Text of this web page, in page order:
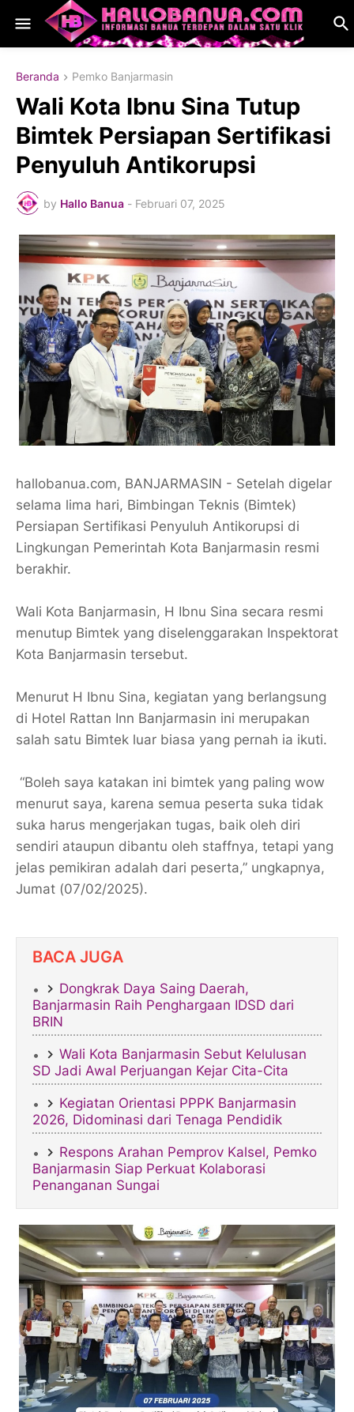
Beranda Pemko Banjarmasin
Wali Kota Ibnu Sina Tutup
Bimtek Persiapan Sertifikasi
Penyuluh Antikorupsi
by Hallo Banua - Februari 07, 2025
hallobanua.com, BANJARMASIN - Setelah digelar
selama lima hari, Bimbingan Teknis (Bimtek)
Persiapan Sertifikasi Penyuluh Antikorupsi di
Lingkungan Pemerintah Kota Banjarmasin resmi
berakhir.
Wali Kota Banjarmasin, H Ibnu Sina secara resmi
menutup Bimtek yang diselenggarakan Inspektorat
Kota Banjarmasin tersebut.
Menurut H Ibnu Sina, kegiatan yang berlangsung
di Hotel Rattan Inn Banjarmasin ini merupakan
salah satu Bimtek luar biasa yang pernah ia ikuti.
“Boleh saya katakan ini bimtek yang paling wow
menurut saya, karena semua peserta suka tidak
suka harus mengerjakan tugas, baik oleh diri
sendiri ataupun dibantu oleh staffnya, tetapi yang
jelas pemikiran adalah dari peserta,” ungkapnya,
Jumat (07/02/2025).
BACA JUGA
Dongkrak Daya Saing Daerah,
Banjarmasin Raih Penghargaan IDSD dari
BRIN
​Wali Kota Banjarmasin Sebut Kelulusan
SD Jadi Awal Perjuangan Kejar Cita-Cita​
Kegiatan Orientasi PPPK Banjarmasin
2026, Didominasi dari Tenaga Pendidik
Respons Arahan Pemprov Kalsel, Pemko
Banjarmasin Siap Perkuat Kolaborasi
Penanganan Sungai